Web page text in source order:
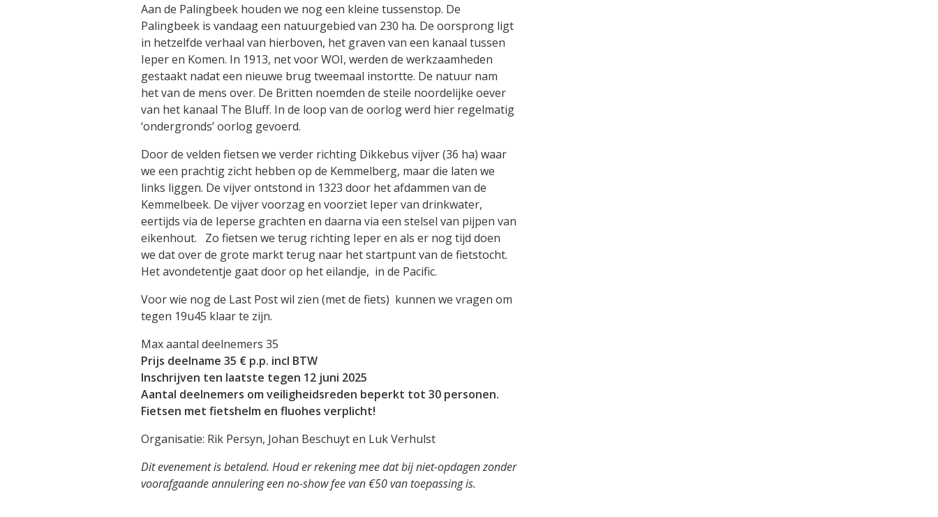
Aan de Palingbeek houden we nog een kleine tussenstop. De
Palingbeek is vandaag een natuurgebied van 230 ha. De oorsprong ligt
in hetzelfde verhaal van hierboven, het graven van een kanaal tussen
Ieper en Komen. In 1913, net voor WOI, werden de werkzaamheden
gestaakt nadat een nieuwe brug tweemaal instortte. De natuur nam
het van de mens over. De Britten noemden de steile noordelijke oever
van het kanaal The Bluff. In de loop van de oorlog werd hier regelmatig
‘ondergronds’ oorlog gevoerd.
Door de velden fietsen we verder richting Dikkebus vijver (36 ha) waar
we een prachtig zicht hebben op de Kemmelberg, maar die laten we
links liggen. De vijver ontstond in 1323 door het afdammen van de
Kemmelbeek. De vijver voorzag en voorziet Ieper van drinkwater,
eertijds via de Ieperse grachten en daarna via een stelsel van pijpen van
eikenhout. Zo fietsen we terug richting Ieper en als er nog tijd doen
we dat over de grote markt terug naar het startpunt van de fietstocht.
Het avondetentje gaat door op het eilandje, in de Pacific.
Voor wie nog de Last Post wil zien (met de fiets) kunnen we vragen om
tegen 19u45 klaar te zijn.
Max aantal deelnemers 35
Prijs deelname 35 € p.p. incl BTW
Inschrijven ten laatste tegen 12 juni 2025
Aantal deelnemers om veiligheidsreden beperkt tot 30 personen.
Fietsen met fietshelm en fluohes verplicht!
Organisatie: Rik Persyn, Johan Beschuyt en Luk Verhulst
Dit evenement is betalend. Houd er rekening mee dat bij niet-opdagen zonder
voorafgaande annulering een no-show fee van €50 van toepassing is.